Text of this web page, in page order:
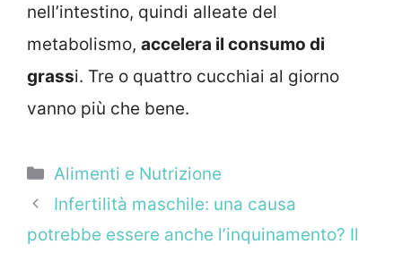
nell’intestino, quindi alleate del
metabolismo, accelera il consumo di
grassi. Tre o quattro cucchiai al giorno
vanno più che bene.
Categorie
Alimenti e Nutrizione
Infertilità maschile: una causa
potrebbe essere anche l’inquinamento? Il